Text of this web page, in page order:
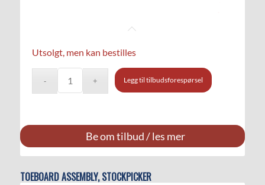
Utsolgt, men kan bestilles
Legg til tilbudsforespørsel
Be om tilbud / les mer
TOEBOARD ASSEMBLY, STOCKPICKER